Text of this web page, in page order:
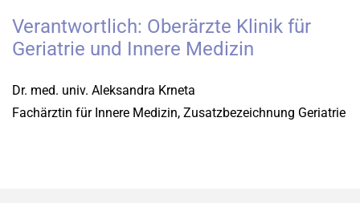
Verantwortlich: Oberärzte Klinik für
Geriatrie und Innere Medizin
Dr. med. univ. Aleksandra Krneta
Fachärztin für Innere Medizin, Zusatzbezeichnung Geriatrie